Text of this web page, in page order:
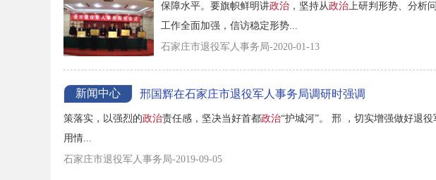
保障水平。要旗帜鲜明讲政治 ，坚持从政治上研判形势、分析
工作全面加强，信访稳定形势...
石家庄市退役军人事务局-2020-01-13
新闻中心 邢国辉在石家庄市退役军人事务局调研时强调
策落实，以强烈的政治责任感，坚决当好首都政治“护城河”。 邢 ，切实增强做好退役
用情...
石家庄市退役军人事务局-2019-09-05